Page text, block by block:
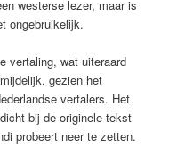
westerse lezer, maar is
ongebruikelijk.
vertaling, wat uiteraard
gezien het
vertalers. Het
bij de originele tekst
probeert neer te zetten.